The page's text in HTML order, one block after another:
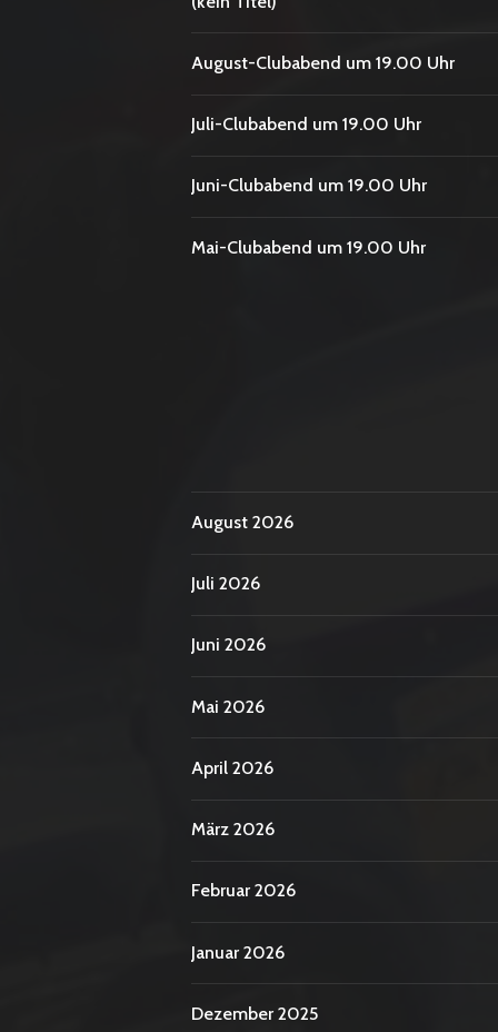
August-Clubabend um 19.00 Uhr
Juli-Clubabend um 19.00 Uhr
Juni-Clubabend um 19.00 Uhr
Mai-Clubabend um 19.00 Uhr
August 2026
Juli 2026
Juni 2026
Mai 2026
April 2026
März 2026
Februar 2026
Januar 2026
Dezember 2025